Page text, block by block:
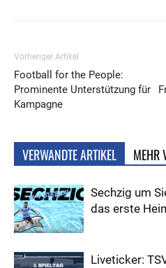
Vorheriger Artikel
Football for the People:
Prominente Unterstützung für
Kampagne
VERWANDTE ARTIKEL MEHR
Sechzig um
das erste
Liveticker: